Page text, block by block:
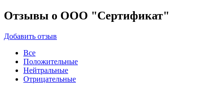
Отзывы о ООО "Сертификат"
Добавить отзыв
Все
Положительные
Нейтральные
Отрицательные